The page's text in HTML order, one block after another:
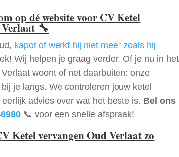
op dé website voor CV Ketel
🔧
kapot of werkt hij niet meer zoals hij
Wij helpen je graag verder. Of je nu in het
woont of net daarbuiten: onze
bij je langs. We controleren jouw ketel
advies over wat het beste is. Bel ons
📞 voor een snelle afspraak!
Ketel vervangen Oud Verlaat zo